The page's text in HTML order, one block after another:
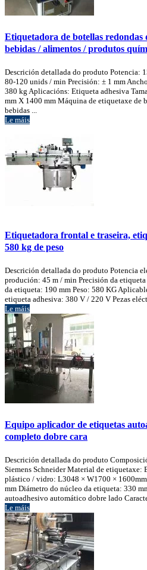
Etiquetadora de botellas redondas
bebidas / alimentos / produtos
Descrición detallada do produto Potencia:
80-120 unids / min Precisión: ± 1 mm
380 kg Aplicacións: Etiqueta adhesiva
mm X 1400 mm Máquina de etiquetaxe de
bebidas ...
Le máis
Etiquetadora frontal e traseira,
580 kg de peso
Descrición detallada do produto Potencia
produción: 45 m / min Precisión da
da etiqueta: 190 mm Peso: 580 KG
etiqueta adhesiva: 380 V / 220 V Pezas
Le máis
Equipo aplicador de etiquetas
completo dobre cara
Descrición detallada do produto
Siemens Schneider Material de etiquetaxe:
plástico / vidro: L3048 × W1700 ×
mm Diámetro do núcleo da etiqueta: 330
autoadhesivo automático dobre lado
Le máis